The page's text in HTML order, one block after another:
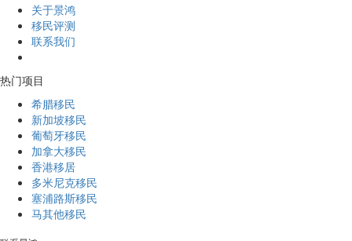
关于景鸿
移民评测
联系我们
热门项目
希腊移民
新加坡移民
葡萄牙移民
加拿大移民
香港移居
多米尼克移民
塞浦路斯移民
马其他移民